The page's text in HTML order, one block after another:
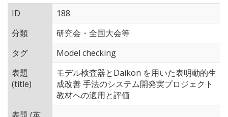
ID
188
分類
研究会・全国大会等
タグ
Model checking
表題
(title)
モデル検査器とDaikon を用いた表明動的生
成改善 手法のシステム開発実プロジェクト
教材への適用と評価